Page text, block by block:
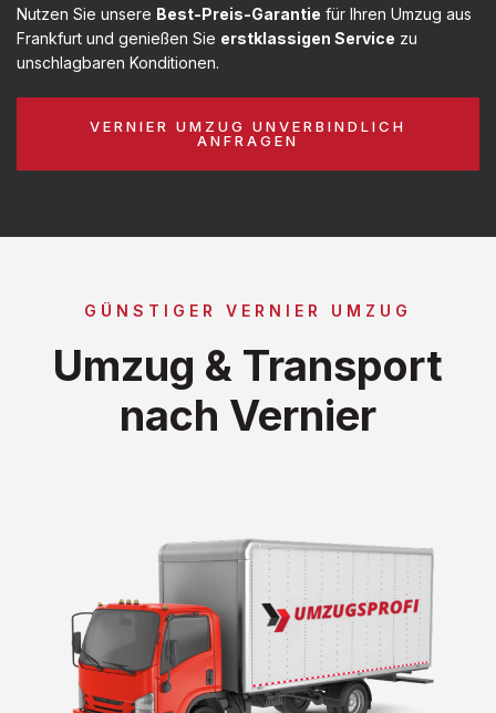
Nutzen Sie unsere Best-Preis-Garantie für Ihren Umzug aus
Frankfurt und genießen Sie erstklassigen Service zu
unschlagbaren Konditionen.
VERNIER UMZUG UNVERBINDLICH
ANFRAGEN
GÜNSTIGER VERNIER UMZUG
Umzug & Transport
nach Vernier